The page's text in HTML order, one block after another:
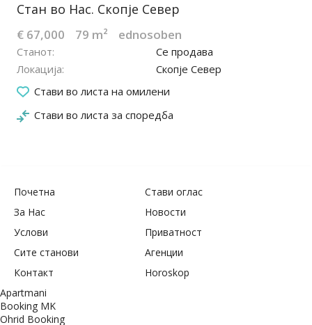
Стан во Нас. Скопје Север
€ 67,000 79 m² ednosoben
Станот
Се продава
Локација
Скопје Север
Стави во листа на омилени
Стави во листа за споредба
03.09.2022
Почетна
Стави оглас
За Нас
Новости
Услови
Приватност
Сите станови
Агенции
Контакт
Horoskop
Apartmani
Booking MK
Ohrid Booking